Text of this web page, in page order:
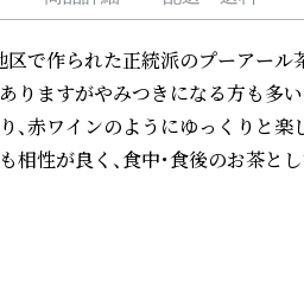
区で作られた正統派のプーアール
りますがやみつきになる方も多
、赤ワインのようにゆっくりと
相性が良く、食中・食後のお茶と